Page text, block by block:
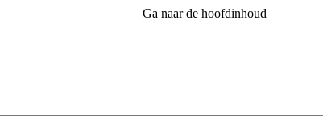
Ga naar de hoofdinhoud